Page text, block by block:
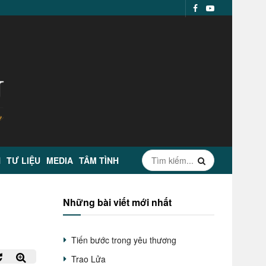
TƯ LIỆU MEDIA TÂM TÌNH
Những bài viết mới nhất
Tiến bước trong yêu thương
Trao Lửa